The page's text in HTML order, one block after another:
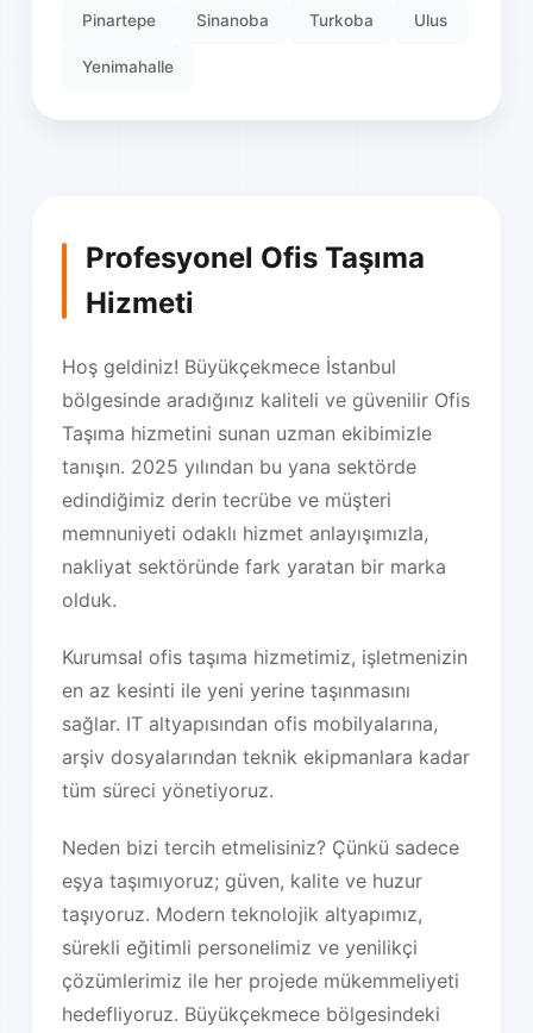
Profesyonel Ofis Taşıma
Hizmeti
Hoş geldiniz! Büyükçekmece İstanbul
bölgesinde aradığınız kaliteli ve güvenilir Ofis
Taşıma hizmetini sunan uzman ekibimizle
tanışın. 2025 yılından bu yana sektörde
edindiğimiz derin tecrübe ve müşteri
memnuniyeti odaklı hizmet anlayışımızla,
nakliyat sektöründe fark yaratan bir marka
olduk.
Kurumsal ofis taşıma hizmetimiz, işletmenizin
en az kesinti ile yeni yerine taşınmasını
sağlar. IT altyapısından ofis mobilyalarına,
arşiv dosyalarından teknik ekipmanlara kadar
tüm süreci yönetiyoruz.
Neden bizi tercih etmelisiniz? Çünkü sadece
eşya taşımıyoruz; güven, kalite ve huzur
taşıyoruz. Modern teknolojik altyapımız,
sürekli eğitimli personelimiz ve yenilikçi
çözümlerimiz ile her projede mükemmeliyeti
hedefliyoruz. Büyükçekmece bölgesindeki
Pinartepe Sinanoba Turkoba Ulus
Yenimahalle